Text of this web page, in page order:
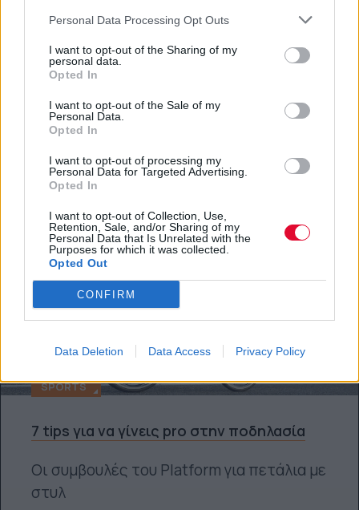
Personal Data Processing Opt Outs
I want to opt-out of the Sharing of my
personal data.
Opted In
I want to opt-out of the Sale of my
Personal Data.
Opted In
I want to opt-out of processing my
Personal Data for Targeted Advertising.
Opted In
I want to opt-out of Collection, Use,
Retention, Sale, and/or Sharing of my
Personal Data that Is Unrelated with the
Purposes for which it was collected.
Opted Out
CONFIRM
Data Deletion Data Access Privacy Policy
Η καλή απόδοση κατά τη διάρκεια της
προπόνησης αποτελεί κυρίαρχο ζήτημα
Platform
SPORTS
7 tips για να γίνεις pro στην ποδηλασία
Οι συμβουλές του Platform για πετάλια με
στυλ